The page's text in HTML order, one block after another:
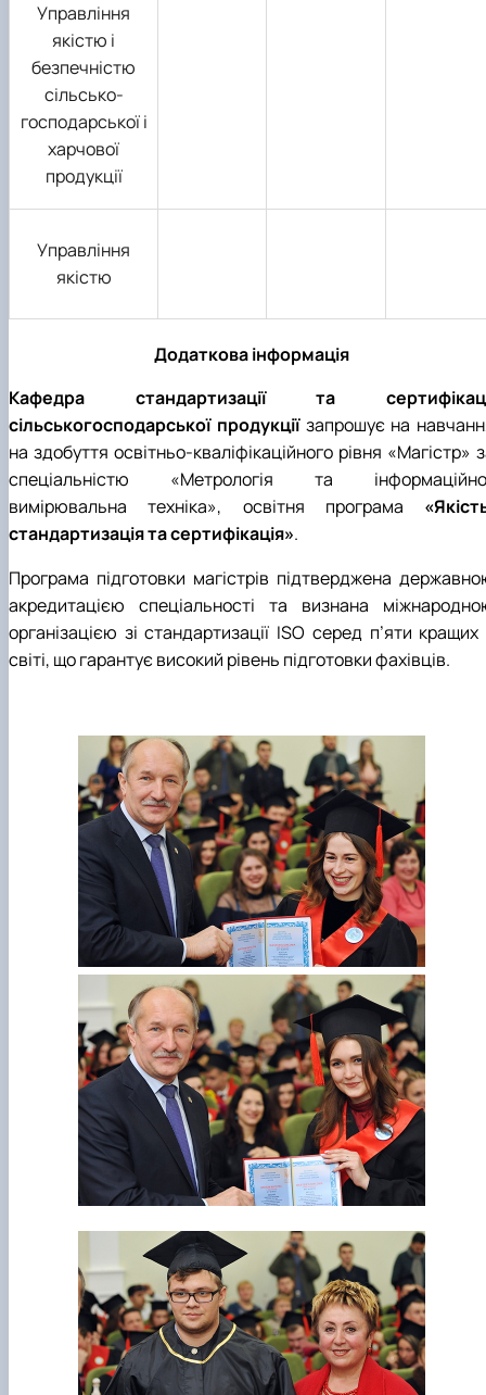
Управління
якістю і
безпечністю
сільсько-
господарської і
харчової
продукції
Управління
якістю
Додаткова інформація
Кафедра стандартизації та
сільськогосподарської продукції запрошує на
на здобуття освітньо-кваліфікаційного рівня «Магістр»
спеціальністю «Метрологія та
вимірювальна техніка», освітня програма
стандартизація та сертифікація».
Програма підготовки магістрів підтверджена
акредитацією спеціальності та визнана
організацією зі стандартизації ISO серед п’яти кращих
світі, що гарантує високий рівень підготовки фахівців.